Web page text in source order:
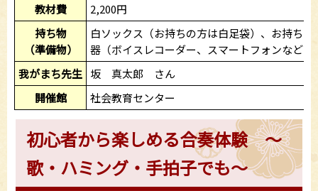
教材費
2,200円
持ち物
（準備物）
白ソックス（お持ちの方は白足袋）、お持ち
器（ボイスレコーダー、スマートフォンなど
我がまち先生 坂 真太郎 さん
開催館
社会教育センター
初心者から楽しめる合奏体験 ～
歌・ハミング・手拍子でも～